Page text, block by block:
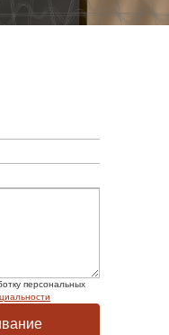
персональных